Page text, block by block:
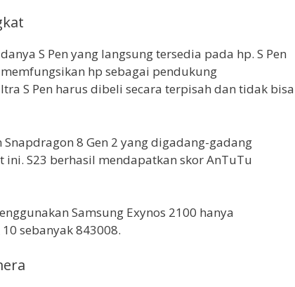
S Pen yang langsung tersedia pada hp. S Pen
hp sebagai pendukung
S Pen harus dibeli secara terpisah dan tidak bisa
8 Gen 2 yang digadang-gadang
S23 berhasil mendapatkan skor AnTuTu
Samsung Exynos 2100 hanya
sebanyak 843008.